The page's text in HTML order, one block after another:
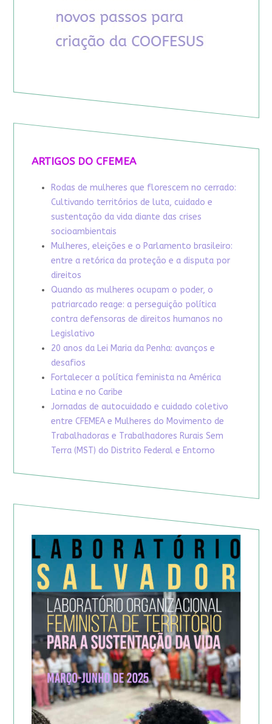
ARTIGOS DO CFEMEA
Rodas de mulheres que florescem no cerrado:
Cultivando territórios de luta, cuidado e
sustentação da vida diante das crises
socioambientais
Mulheres, eleições e o Parlamento brasileiro:
entre a retórica da proteção e a disputa por
direitos
Quando as mulheres ocupam o poder, o
patriarcado reage: a perseguição política
contra defensoras de direitos humanos no
Legislativo
20 anos da Lei Maria da Penha: avanços e
desafios
Fortalecer a política feminista na América
Latina e no Caribe
Jornadas de autocuidado e cuidado coletivo
entre CFEMEA e Mulheres do Movimento de
Trabalhadoras e Trabalhadores Rurais Sem
Terra (MST) do Distrito Federal e Entorno